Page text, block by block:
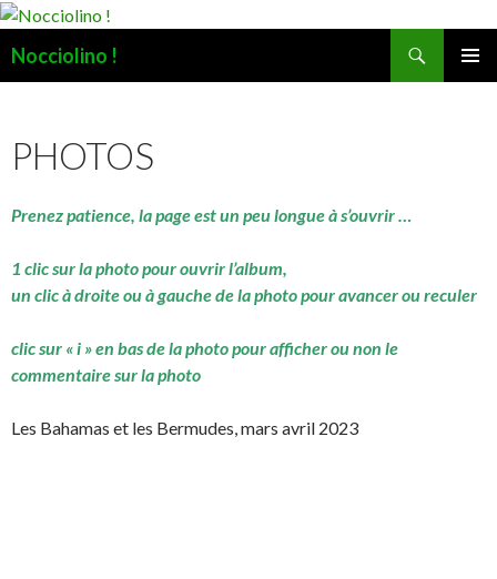
Nocciolino !
PHOTOS
Prenez patience, la page est un peu longue à s’ouvrir …
1 clic sur la photo pour ouvrir l’album,
un clic à droite ou à gauche de la photo pour avancer ou reculer
clic sur « i » en bas de la photo pour afficher ou non le
commentaire sur la photo
Les Bahamas et les Bermudes, mars avril 2023